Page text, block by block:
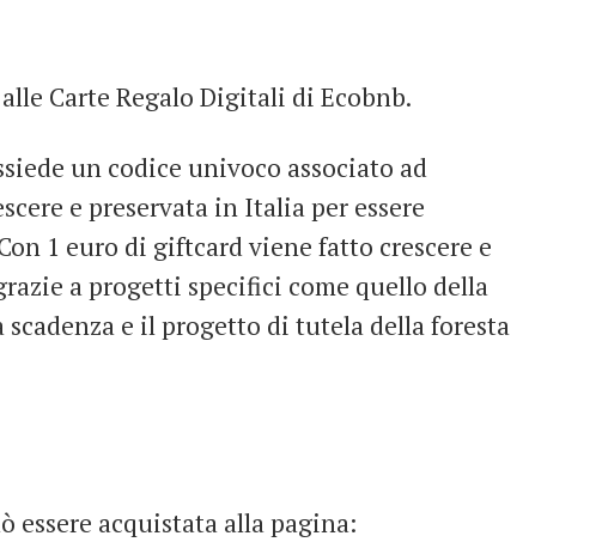
Carte Regalo Digitali di Ecobnb.
un codice univoco associato ad
e preservata in Italia per essere
1 euro di giftcard viene fatto crescere e
a progetti specifici come quello della
scadenza e il progetto di tutela della foresta
essere acquistata alla pagina: